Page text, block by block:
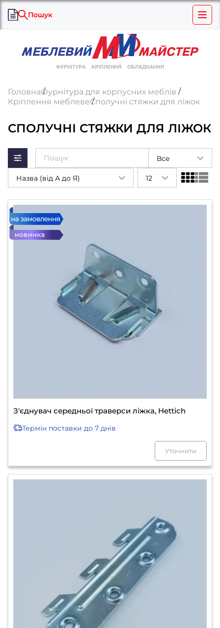
Пошук
ГоловнаФурнітура для корпусних меблів
Кріплення меблевеСполучні стяжки для ліжок
СПОЛУЧНІ СТЯЖКИ ДЛЯ ЛІЖОК
Все
Назва (від А до Я) 12
З'єднувач середньої траверси ліжка, Hettich
Термін поставки до 7 днів
Уточнити